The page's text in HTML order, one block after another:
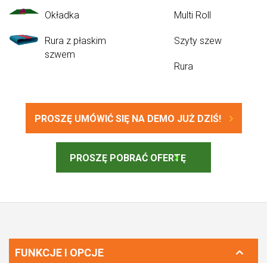
PROSZĘ UMÓWIĆ SIĘ NA DEMO JUŻ DZIŚ!
PROSZĘ POBRAĆ OFERTĘ
Okładka
Rura z płaskim
szwem
Multi Roll
Szyty szew
Rura
FUNKCJE I OPCJE